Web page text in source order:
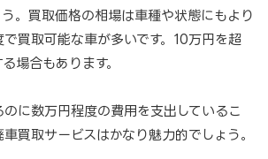
。買取価格の相場は車種や状態にもより
で買取可能な車が多いです。10万円を超
場合もあります。
に数万円程度の費用を支出しているこ
買取サービスはかなり魅力的でしょう。